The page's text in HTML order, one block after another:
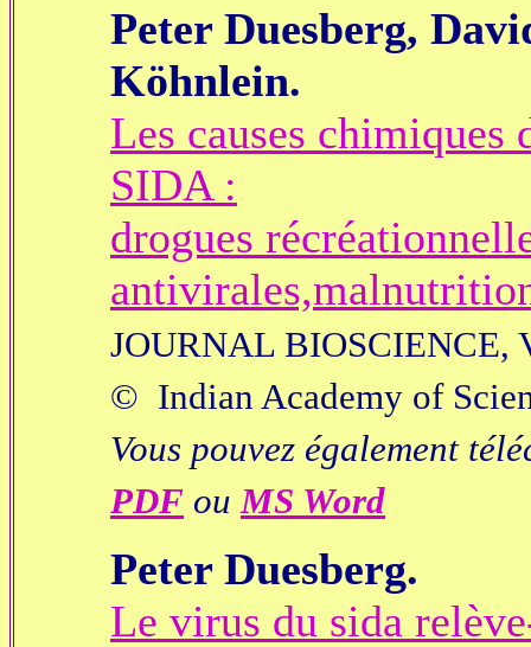
Peter Duesberg,
Köhnlein.
Les causes chimiques
SIDA :
drogues
JOURNAL BIOSCIENCE,
© Indian Academy of
Vous pouvez également
PDF ou MS Word
Peter Duesberg.
Le virus du sida